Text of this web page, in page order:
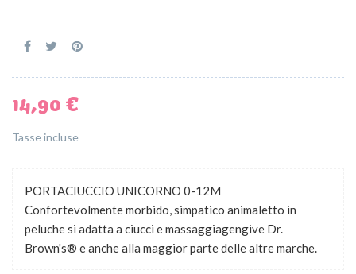
14,90 €
Tasse incluse
PORTACIUCCIO UNICORNO 0-12M
Confortevolmente morbido, simpatico animaletto in
peluche si adatta a ciucci e massaggiagengive Dr.
Brown's® e anche alla maggior parte delle altre marche.